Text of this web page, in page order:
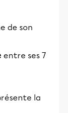
de son
entre ses 7
la